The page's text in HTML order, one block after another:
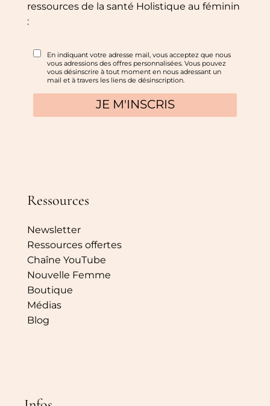
ressources de la santé Holistique au féminin
:
Ressources
Newsletter
Ressources offertes
Chaîne YouTube
Nouvelle Femme
Boutique
Médias
Blog